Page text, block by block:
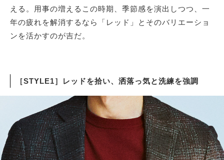
える。用事の増えるこの時期、季節感を演出しつつ、一
年の疲れを解消するなら「レッド」とそのバリエーショ
ンを活かすのが吉だ。
［STYLE1］レッドを拾い、洒落っ気と洗練を強調